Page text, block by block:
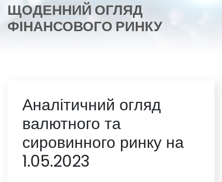
ЩОДЕННИЙ ОГЛЯД
ФІНАНСОВОГО РИНКУ
Аналітичний огляд
валютного та
сировинного ринку на
1.05.2023